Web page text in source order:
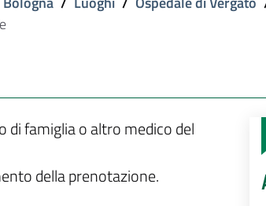
di famiglia o altro medico del
della prenotazione.